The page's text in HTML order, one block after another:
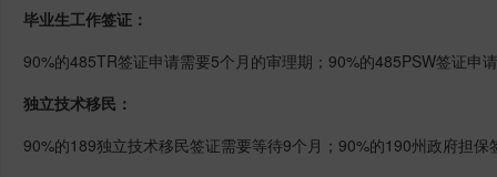
毕业生工作签证：
90%的485TR签证申请需要5个月的审理期； 90%的485PSW签证申
独立技术移民：
90%的189独立技术移民签证需要等待9个月； 90%的190州政府担保